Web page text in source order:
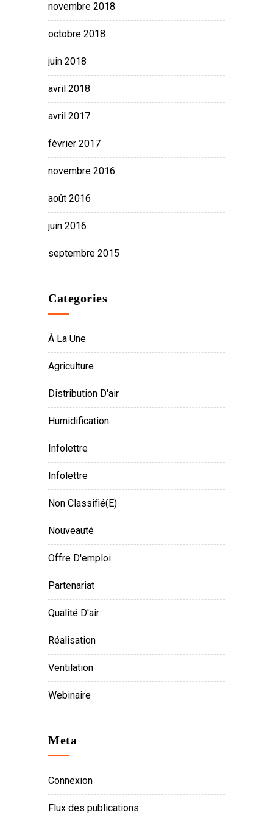
novembre 2018
octobre 2018
juin 2018
avril 2018
avril 2017
février 2017
novembre 2016
août 2016
juin 2016
septembre 2015
Categories
À La Une
Agriculture
Distribution D'air
Humidification
Infolettre
Infolettre
Non Classifié(e)
Nouveauté
Offre D'emploi
Partenariat
Qualité D'air
Réalisation
Ventilation
Webinaire
Meta
Connexion
Flux des publications